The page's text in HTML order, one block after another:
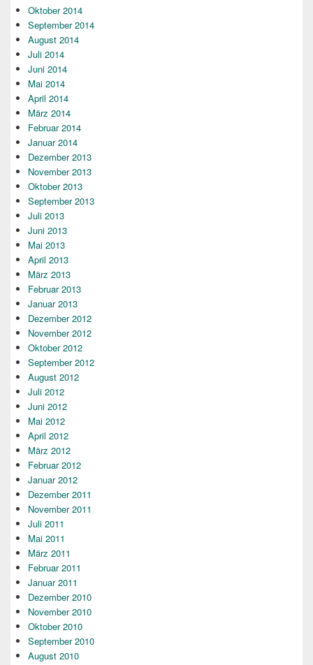
Oktober 2014
September 2014
August 2014
Juli 2014
Juni 2014
Mai 2014
April 2014
März 2014
Februar 2014
Januar 2014
Dezember 2013
November 2013
Oktober 2013
September 2013
Juli 2013
Juni 2013
Mai 2013
April 2013
März 2013
Februar 2013
Januar 2013
Dezember 2012
November 2012
Oktober 2012
September 2012
August 2012
Juli 2012
Juni 2012
Mai 2012
April 2012
März 2012
Februar 2012
Januar 2012
Dezember 2011
November 2011
Juli 2011
Mai 2011
März 2011
Februar 2011
Januar 2011
Dezember 2010
November 2010
Oktober 2010
September 2010
August 2010